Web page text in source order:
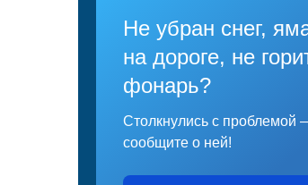
Не убран снег,
на дороге, не
фонарь?
Столкнулись с проблемой
сообщите о ней!